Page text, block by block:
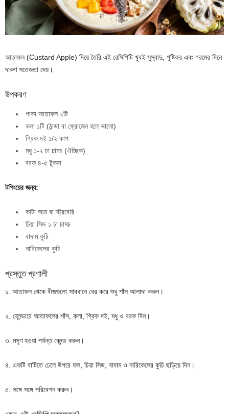
আতাফল (Custard Apple) দিয়ে তৈরি এই রেসিপিটি খুবই সুস্বাদু, পুষ্টিকর এবং গরমের দিনে
দারুণ সতেজতা দেয়।
উপকরণ
পাকা আতাফল ২টি
কলা ১টি (ঠান্ডা বা ফ্রোজেন হলে ভালো)
গ্রিক দই ১/২ কাপ
মধু ১-২ চা চামচ (ঐচ্ছিক)
বরফ ৪-৫ টুকরা
টপিংয়ের জন্য:
কাটা আম বা স্ট্রবেরি
চিয়া সিড ১ চা চামচ
বাদাম কুচি
নারিকেলের কুচি
প্রস্তুত প্রণালী
১. আতাফল থেকে বীজগুলো সাবধানে বের করে শুধু শাঁস আলাদা করুন।
২. ব্লেন্ডারে আতাফলের শাঁস, কলা, গ্রিক দই, মধু ও বরফ দিন।
৩. মসৃণ হওয়া পর্যন্ত ব্লেন্ড করুন।
৪. একটি বাটিতে ঢেলে উপরে ফল, চিয়া সিড, বাদাম ও নারিকেলের কুচি ছড়িয়ে দিন।
৫. সঙ্গে সঙ্গে পরিবেশন করুন।